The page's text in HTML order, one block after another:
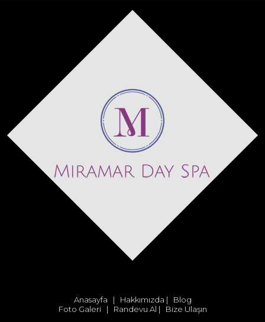
Anasayfa | Hakkımızda | Blog
Foto Galeri| Randevu Al | Bize Ulaşın